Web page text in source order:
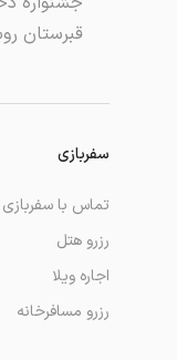
سفربازی
تماس با سفربازی
رزرو هتل
اجاره ویلا
رزرو مسافرخانه